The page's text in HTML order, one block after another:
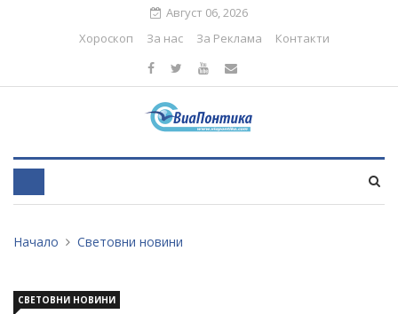
Август 06, 2026
Хороскоп
За нас За Реклама Контакти
Начало Световни новини
СВЕТОВНИ НОВИНИ